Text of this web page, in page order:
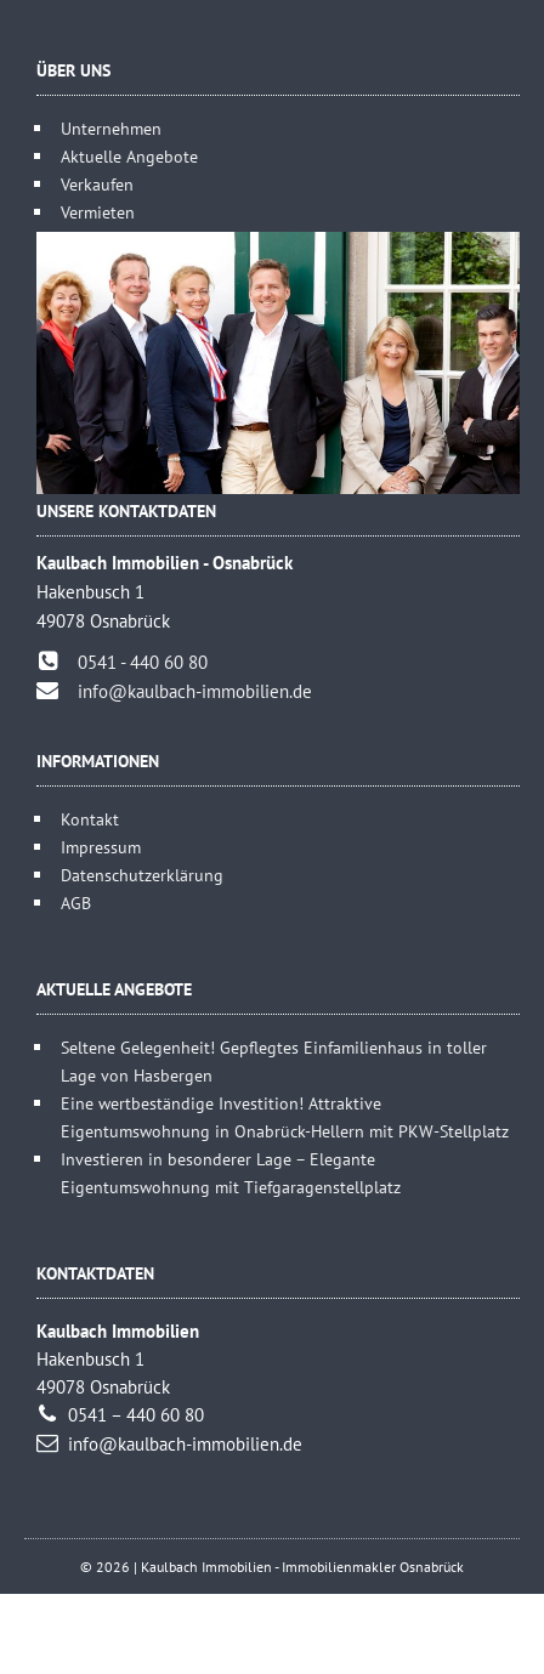
ÜBER UNS
Unternehmen
Aktuelle Angebote
Verkaufen
Vermieten
UNSERE KONTAKTDATEN
Kaulbach Immobilien - Osnabrück
Hakenbusch 1
49078 Osnabrück
0541 - 440 60 80
info@kaulbach-immobilien.de
INFORMATIONEN
Kontakt
Impressum
Datenschutzerklärung
AGB
AKTUELLE ANGEBOTE
Seltene Gelegenheit! Gepflegtes Einfamilienhaus in toller
Lage von Hasbergen
Eine wertbeständige Investition! Attraktive
Eigentumswohnung in Onabrück-Hellern mit PKW-Stellplatz
Investieren in besonderer Lage – Elegante
Eigentumswohnung mit Tiefgaragenstellplatz
KONTAKTDATEN
Kaulbach Immobilien
Hakenbusch 1
49078 Osnabrück
0541 – 440 60 80
info@kaulbach-immobilien.de
© 2026 | Kaulbach Immobilien - Immobilienmakler Osnabrück